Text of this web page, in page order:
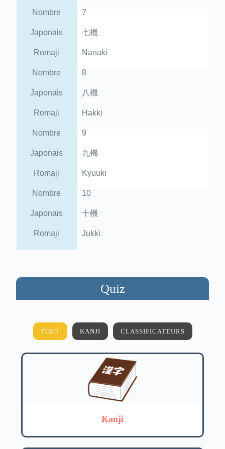
Nombre 7
Japonais 七機
Romaji Nanaki
Nombre 8
Japonais 八機
Romaji Hakki
Nombre 9
Japonais 九機
Romaji Kyuuki
Nombre 10
Japonais 十機
Romaji Jukki
Quiz
TOUT KANJI CLASSIFICATEURS
Kanji